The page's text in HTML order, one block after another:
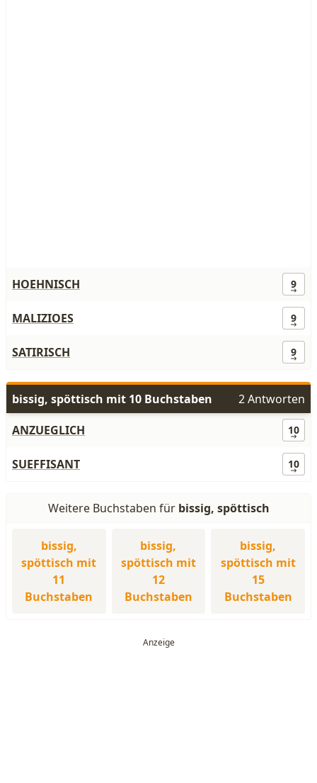
HOEHNISCH 9
MALIZIOES 9
SATIRISCH 9
bissig, spöttisch mit 10 Buchstaben
2 Antworten
ANZUEGLICH
10
SUEFFISANT 10
Weitere Buchstaben für bissig, spöttisch
bissig,
spöttisch mit
11
Buchstaben
bissig,
spöttisch mit
12
Buchstaben
bissig,
spöttisch mit
15
Buchstaben